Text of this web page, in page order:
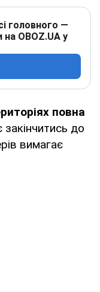
головного —
на OBOZ.UA у
повна
до
вимагає